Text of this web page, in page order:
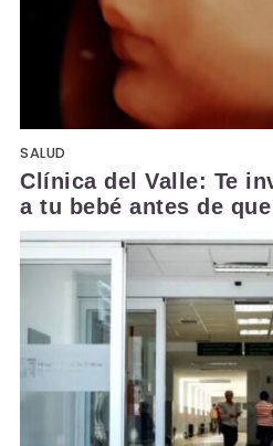
SALUD
Clínica del Valle: Te
a tu bebé antes de